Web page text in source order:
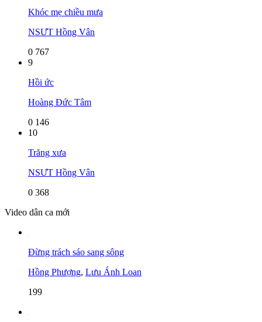
Khóc mẹ chiều mưa
NSƯT Hồng Vân
0 767
9
Hồi ức
Hoàng Đức Tâm
0 146
10
Trăng xưa
NSƯT Hồng Vân
0 368
Video dân ca mới
Đừng trách sáo sang sông
Hồng Phượng, Lưu Ánh Loan
199